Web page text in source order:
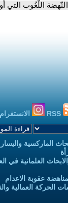
اللّعُوب التي
الانستغرام
الماركسية واليسار
العلمانية في
عقوبة الاعدام
الحركة العمالية